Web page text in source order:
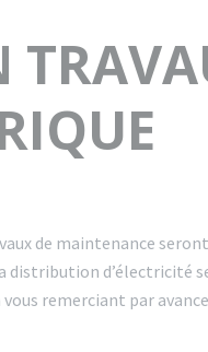
de maintenance
distribution
remerciant par